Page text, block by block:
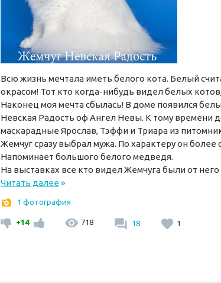
Всю жизнь мечтала иметь белого кота. Белый
окрасом! Тот кто когда-нибудь видел белых
Наконец моя мечта сбылась! В доме появился
Невская Радость оф Ангел Невы. К тому времени
маскарадные Ярослав, Тэффи и Триара из
Жемчуг сразу выбрал мужа. По характеру он более
Напоминает большого белого медведя.
На выставках все кто видел Жемчуга были от него
Читать далее»
1 фотография
+14 718 18 1